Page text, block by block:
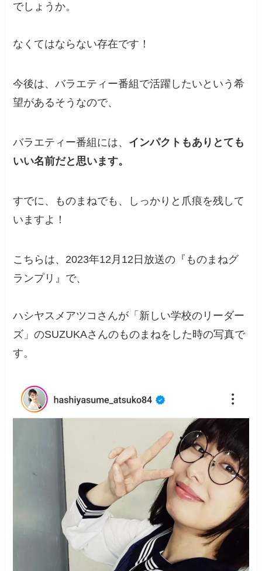
でしょうか。
なくてはならない存在です！
今後は、バラエティー番組で活躍したいという希
望があるそうなので、
バラエティー番組には、 インパクトもありとても
いい名前だと思います。
すでに、ものまねでも、しっかりと爪痕を残して
いますよ！
こちらは、2023年12月12日放送の『ものまねグ
ランプリ』で、
ハシヤスメアツコさんが「新しい学校のリーダー
ズ」のSUZUKAさんのものまねをした時の写真で
す。